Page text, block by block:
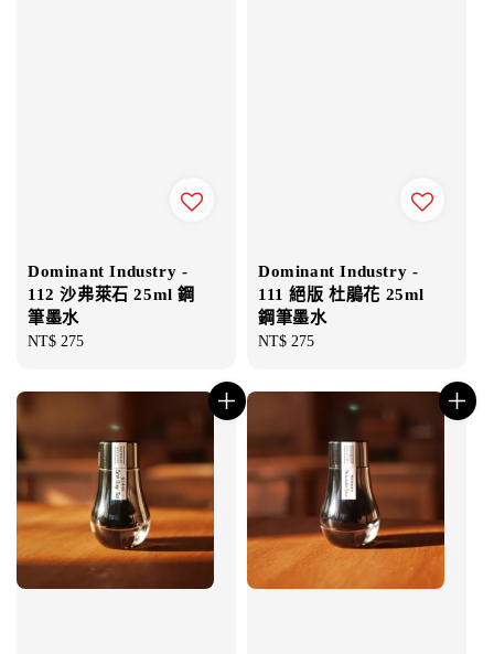
Dominant Industry -
112 沙弗萊石 25ml 鋼
筆墨水
Regular
NT$ 275
Dominant Industry -
111 絕版 杜鵑花 25ml
鋼筆墨水
Regular
NT$ 275